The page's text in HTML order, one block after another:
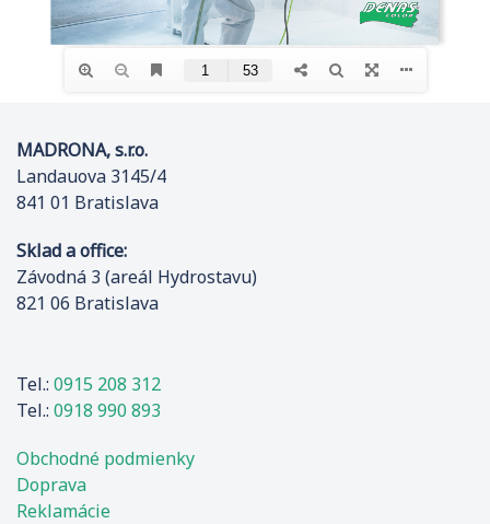
MADRONA, s.r.o.
Landauova 3145/4
841 01 Bratislava
Sklad a office:
Závodná 3 (areál Hydrostavu)
821 06 Bratislava
Tel.: 0915 208 312
Tel.: 0918 990 893
Obchodné podmienky
Doprava
Reklamácie